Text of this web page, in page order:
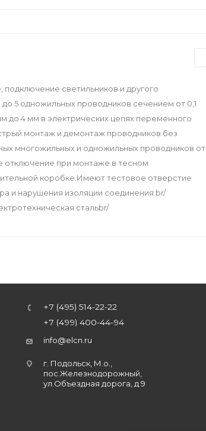
светильников и другого
5 одножильных проводников сечением от 0,1
до 4 мм в электрических цепях переменного
монтаж и демонтаж проводников без
многожильных и одножильных проводников от
отключение при монтаже в тесном
коробке.Имеют тестовое отверстие
и нарушения изоляции соединения.br/
стальbr/
+7 (495) 514-22-22
+7 (499) 400-44-94
info@elcn.ru
г. Подольск, М.о.,
пос.Железнодорожный,
ул.Объездная дорога, д.9